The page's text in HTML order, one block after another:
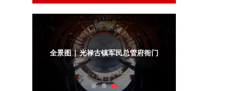
全景图 | 光禄古镇军民总管府衙门